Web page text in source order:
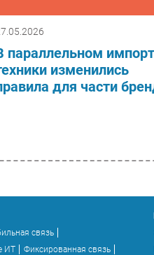
параллельном
изменились
для части
связь
ИТ
Фиксированная связь